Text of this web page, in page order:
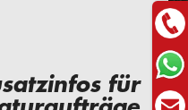
für